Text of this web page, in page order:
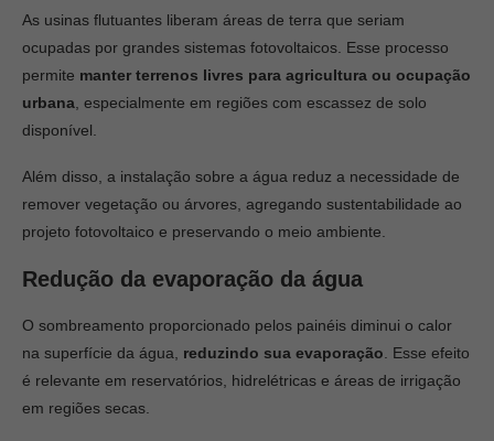
As usinas flutuantes liberam áreas de terra que seriam
ocupadas por grandes sistemas fotovoltaicos. Esse processo
permite manter terrenos livres para agricultura ou ocupação
urbana , especialmente em regiões com escassez de solo
disponível.
Além disso, a instalação sobre a água reduz a necessidade de
remover vegetação ou árvores, agregando sustentabilidade ao
projeto fotovoltaico e preservando o meio ambiente.
Redução da evaporação da água
O sombreamento proporcionado pelos painéis diminui o calor
na superfície da água, reduzindo sua evaporação . Esse efeito
é relevante em reservatórios, hidrelétricas e áreas de irrigação
em regiões secas.